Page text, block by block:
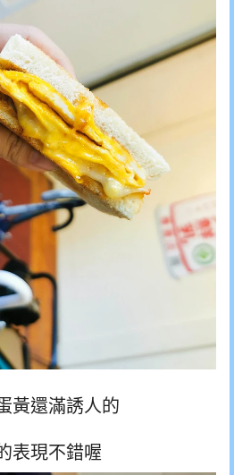
黃還滿誘人的
表現不錯喔